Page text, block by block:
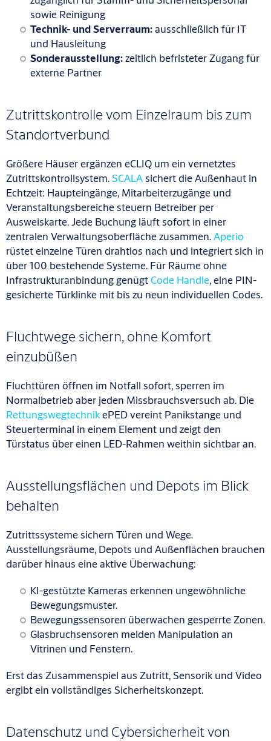
sowie Reinigung
Technik- und Serverraum:ausschließlich für IT
und Hausleitung
Sonderausstellung:zeitlich befristeter Zugang für
externe Partner
Zutrittskontrolle vom Einzelraum bis zum
Standortverbund
Größere Häuser ergänzen eCLIQ um ein vernetztes
Zutrittskontrollsystem.SCALAsichert die Außenhaut in
Echtzeit: Haupteingänge, Mitarbeiterzugänge und
Veranstaltungsbereiche steuern Betreiber per
Ausweiskarte. Jede Buchung läuft sofort in einer
zentralen Verwaltungsoberfläche zusammen.Aperio
rüstet einzelne Türen drahtlos nach und integriert sich in
über 100 bestehende Systeme. Für Räume ohne
Infrastrukturanbindung genügtCode Handle, eine PIN-
gesicherte Türklinke mit bis zu neun individuellen Codes.
Fluchtwege sichern, ohne Komfort
einzubüßen
Fluchttüren öffnen im Notfall sofort, sperren im
Normalbetrieb aber jeden Missbrauchsversuch ab. Die
RettungswegtechnikePED vereint Panikstange und
Steuerterminal in einem Element und zeigt den
Türstatus über einen LED-Rahmen weithin sichtbar an.
Ausstellungsflächen und Depots im Blick
behalten
Zutrittssysteme sichern Türen und Wege.
Ausstellungsräume, Depots und Außenflächen brauchen
darüber hinaus eine aktive Überwachung:
KI-gestützte Kameras erkennen ungewöhnliche
Bewegungsmuster.
Bewegungssensoren überwachen gesperrte Zonen.
Glasbruchsensoren melden Manipulation an
Vitrinen und Fenstern.
Erst das Zusammenspiel aus Zutritt, Sensorik und Video
ergibt ein vollständiges Sicherheitskonzept.
Datenschutz und Cybersicherheit von